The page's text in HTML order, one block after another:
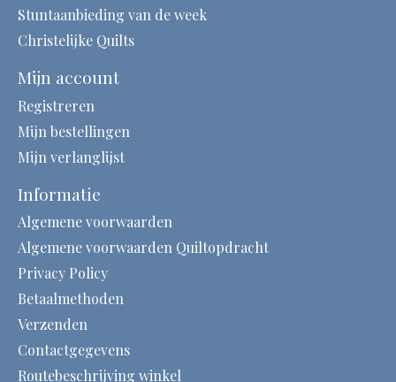
Stuntaanbieding van de week
Christelijke Quilts
Mijn account
Registreren
Mijn bestellingen
Mijn verlanglijst
Informatie
Algemene voorwaarden
Algemene voorwaarden Quiltopdracht
Privacy Policy
Betaalmethoden
Verzenden
Contactgegevens
Routebeschrijving winkel